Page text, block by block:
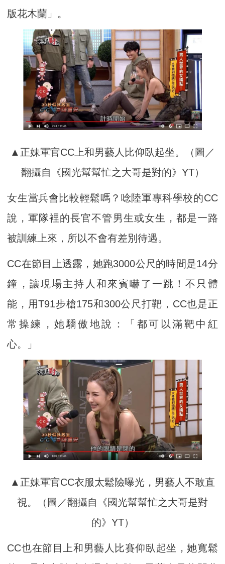
版花木蘭」。
▲正妹軍官CC上和男藝人比仰臥起坐。（圖／
翻攝自《國光幫幫忙之大哥是對的》YT）
女生當兵會比較輕鬆嗎？唸陸軍專科學校的CC
說，軍隊裡的長官不管男生或女生，都是一路
被訓練上來，所以不會有差別待遇。
CC在節目上透露，她跑3000公尺的時間是14分
鐘，讓現場主持人和來賓嚇了一跳！不只體
能，用T91步槍175和300公尺打靶，CC也是正
常操練，她驕傲地說：「都可以滿靶中紅
心。」
▲正妹軍官CC衣服太鬆險曝光，男藝人不敢直
視。（圖／翻攝自《國光幫幫忙之大哥是對
的》YT）
CC也在節目上和男藝人比賽仰臥起坐，她寬鬆